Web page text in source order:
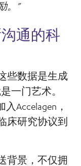
。”
通的科
些数据是生成
一门艺术。
入Accelagen，
床研究协议到
背景，不仅拥